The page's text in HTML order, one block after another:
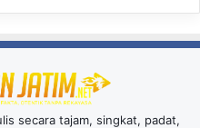
secara tajam, singkat, padat,